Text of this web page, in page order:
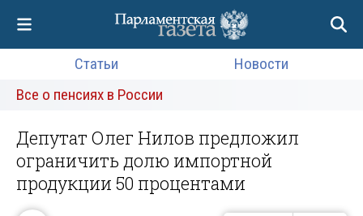
Статьи
Новости
Все о пенсиях в России
Депутат Олег Нилов предложил
ограничить долю импортной
продукции 50 процентами